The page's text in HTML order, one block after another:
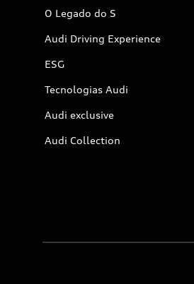
O Legado do S
Audi Driving Experience
ESG
Tecnologias Audi
Audi exclusive
Audi Collection